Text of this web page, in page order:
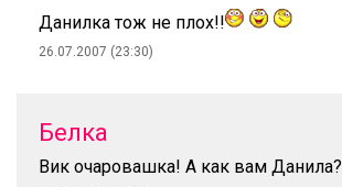
Данилка тож не плох!!
26.07.2007 (23:30)
Белка
Вик очаровашка! А как вам Данила?